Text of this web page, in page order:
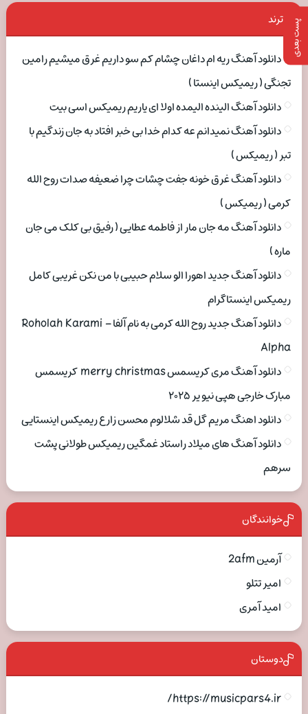
پست بعدی ترند
دانلود آهنگ ریه ام داغان چشام کم سو داریم غرق میشیم رامین
تجنگی ( ریمیکس اینستا )
دانلود آهنگ الینده الیمده اولا ای یاریم ریمیکس اسی بیت
دانلود آهنگ نمیدانم عه کدام خدا بی خبر افتاد به جان زندگیم با
تبر ( ریمیکس )
دانلود آهنگ غرق خونه جفت چشات چرا ضعیفه صدات روح الله
کرمی ( ریمیکس )
دانلود آهنگ مه جان مار از فاطمه عطایی ( رفیق بی کلک می جان
ماره )
دانلود آهنگ جدید اهورا الو سلام حبیبی با من نکن غریبی کامل
ریمیکس اینستاگرام
دانلود آهنگ جدید روح الله کرمی به نام آلفا Roholah Karami –
Alpha
دانلود آهنگ مری کریسمس merry christmas کریسمس
مبارک خارجی هپی نیو یر ۲۰۲۵
دانلود اهنگ مریم گل قد شلالوم محسن زارع ریمیکس اینستایی
دانلود آهنگ های میلاد راستاد غمگین ریمیکس طولانی پشت
سرهم
خوانندگان
آرمین 2afm
امیر تتلو
امید آمری
دوستان
https://musicpars4.ir/